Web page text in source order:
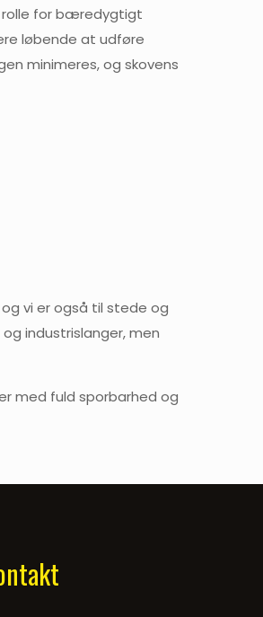
rolle for bæredygtigt
løbende at udføre
minimeres, og skovens
vi er også til stede og
industrislanger, men
med fuld sporbarhed og